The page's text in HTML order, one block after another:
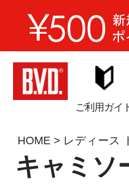
ご利用ガイ
HOME レディース
キャミソ